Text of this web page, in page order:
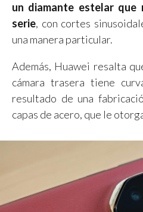
un diamante estelar
serie, con cortes
una manera particular.
Además, Huawei resalta
cámara trasera tiene
resultado de una
capas de acero, que le